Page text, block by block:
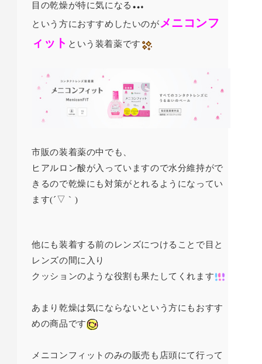
目の乾燥が特に気になる
という方におすすめしたいのが メニコンフ
ィット という装着薬です
市販の装着薬の中でも、
ヒアルロン酸が入っていますので水分維持がで
きるので乾燥にも対策がとれるようになってい
ます(´▽｀ )
他にも装着する前のレンズにつけることで目と
レンズの間に入り
クッションのような役割も果たしてくれます
あまり乾燥は気にならないという方にもおすす
めの商品です
メニコンフィットのみの販売も店頭にて行って